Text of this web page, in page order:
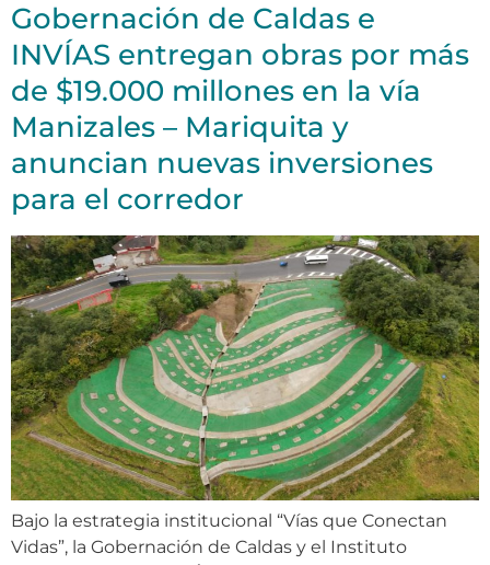
Gobernación de Caldas e
INVÍAS entregan obras por más
de $19.000 millones en la vía
Manizales – Mariquita y
anuncian nuevas inversiones
para el corredor
Bajo la estrategia institucional “Vías que Conectan
Vidas”, la Gobernación de Caldas y el Instituto